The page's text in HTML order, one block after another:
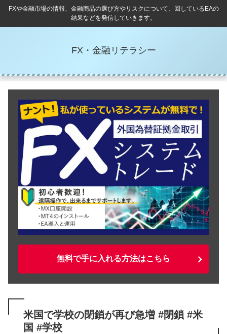
FXや金融市場の情報、金融商品の選び方やリスクについて、回しているEAの
結果などを発信していきます。
FX・金融リテラシー
無料で手に入れる方法はこちら
米国で学校の閉鎖が再び急増 #閉鎖 #米
国 #学校